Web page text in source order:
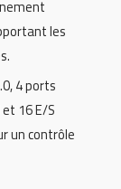
les
4 ports
16 E/S
un contrôle